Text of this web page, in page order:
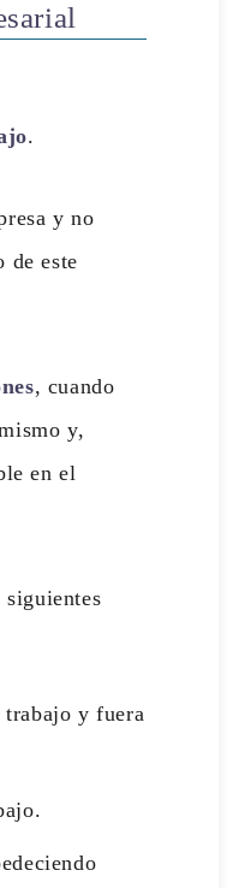
.
y no
de este
, cuando
y,
en el
siguientes
trabajo y fuera